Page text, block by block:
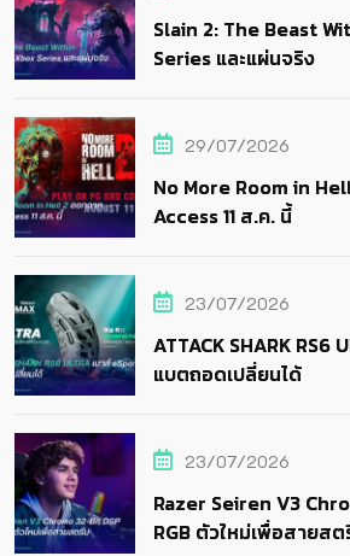
Slain 2: The Beast
Series และแผ่นจริง
29/07/2026
No More Room in
Access 11 ส.ค. นี้
23/07/2026
ATTACK SHARK RS6
แบตถอดเปลี่ยนได้
23/07/2026
Razer Seiren V3
RGB ตัวใหม่เพื่อสายส